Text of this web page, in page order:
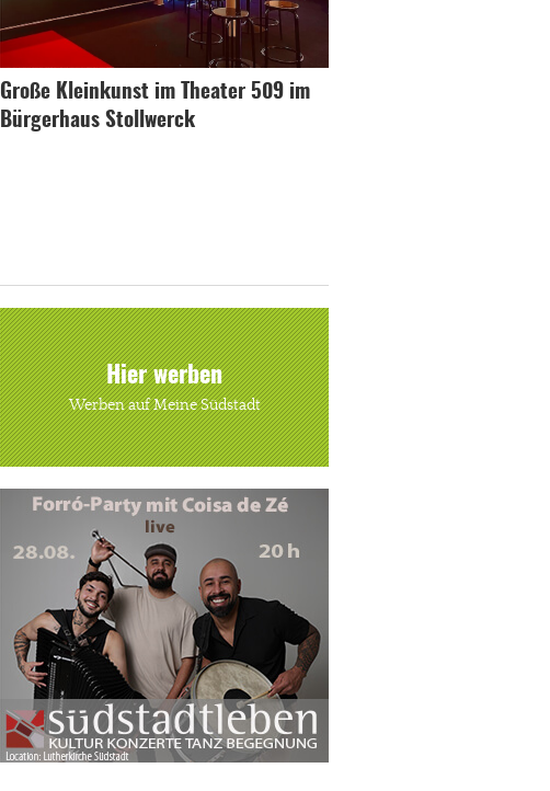
Große Kleinkunst im Theater 509 im
Bürgerhaus Stollwerck
Hier werben
Werben auf Meine Südstadt